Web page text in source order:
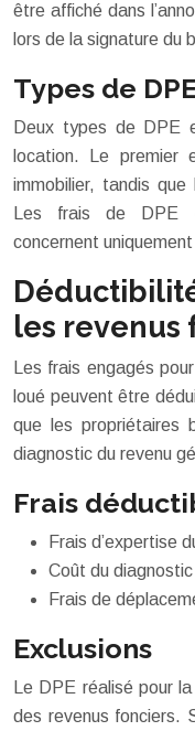
être affiché dans
lors de la signature du
Types de
Deux types de DPE
location. Le premier
immobilier, tandis
Les frais de DPE
concernent
les revenus
Les frais engagés
loué peuvent être
que les propriétaires
diagnostic du revenu
Frais
Frais d’expertise
Coût du
Frais de
Exclusions
Le DPE réalisé pour
des revenus fonciers.